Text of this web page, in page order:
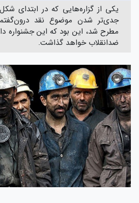
یکی از گزاره‌هایی که در ابتدای
جدی‌تر شدن موضوع نقد
مطرح شد، این بود که این جشنواره
ضدانقلاب خواهد گذاشت.